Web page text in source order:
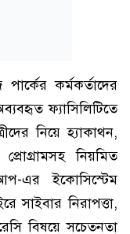
কর্মকর্তাদের
ফ্যাসিলিটিতে
নিয়ে হ্যাকাথন,
নিয়মিত
এর ইকোসিস্টেম
সাইবার নিরাপত্তা,
বিষয়ে সচেতনতা